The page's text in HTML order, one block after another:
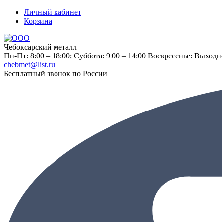
Личный кабинет
Корзина
Чебоксарский металл
Пн-Пт: 8:00 – 18:00; Суббота: 9:00 – 14:00 Воскресенье:
chebmet@list.ru
Бесплатный звонок по России